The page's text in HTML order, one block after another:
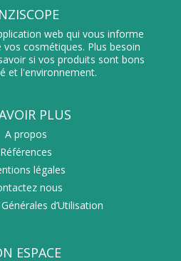
web qui vous informe
cosmétiques. Plus besoin
si vos produits sont bons
et l'environnement.
PLUS
A propos
Références
légales
nous
d’Utilisation
ESPACE